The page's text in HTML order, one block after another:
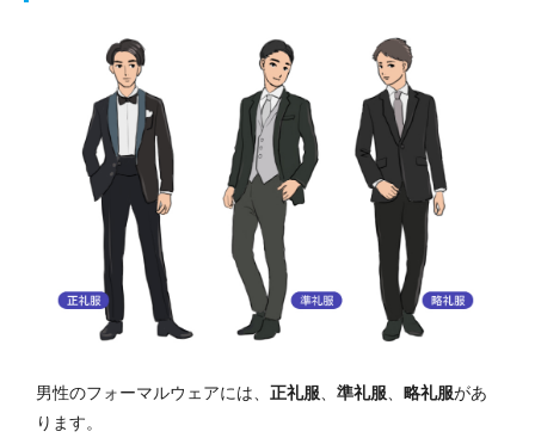
男性のフォーマルウェアには、 正礼服 準礼服 略礼服があ
ります。